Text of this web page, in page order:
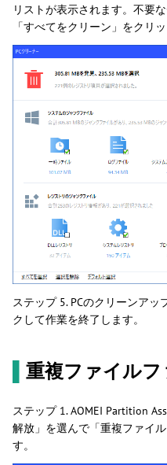
リストが表示されます。不要
「すべてをクリーン」をクリ
ステップ 5. PCのクリーンア
クして作業を終了します。
重複ファイル
ステップ 1. AOMEI Partition
解放」を選んで「重複ファイ
す。